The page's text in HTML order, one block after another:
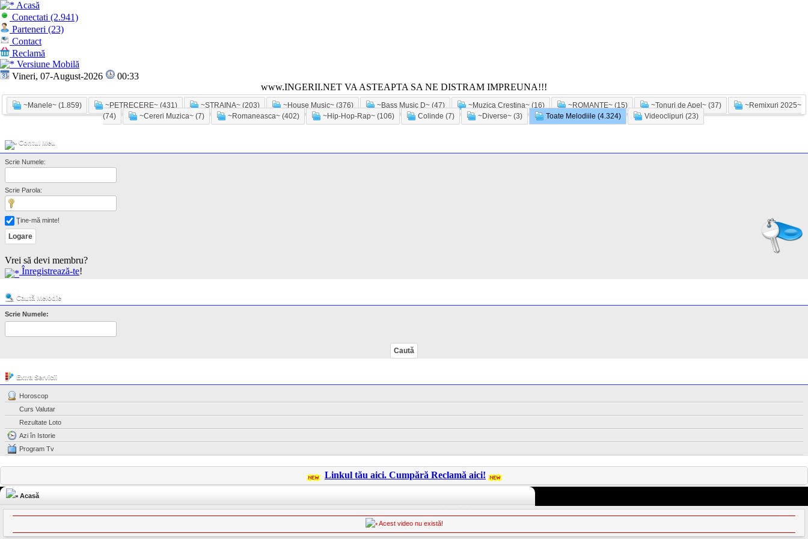
Acasă
Conectati (2.941)
Parteneri (23)
Contact
Reclamă
Versiune Mobilă
Vineri, 07-August-2026
00:33
www.INGERII.NET VA ASTEAPTA SA NE DISTRAM IMPREUNA!!!
~Manele~ (1.859) ~PETRECERE~ (431) ~STRAINA~ (203) ~House Music~ (376) ~Bass Music D~ (47) ~Muzica Crestina~ (16) ~ROMANTE~ (15) ~Tonuri de Apel~ (37)
~Remixuri 2025~
(74)
~Cereri Muzica~ (7) ~Romaneasca~ (402) ~Hip-Hop-Rap~ (106) Colinde (7) ~Diverse~ (3) Toate Melodiile (4.324) Videoclipuri (23)
Contul Meu
Scrie Numele:
Scrie Parola:
Ţine-mă minte!
Vrei să devi membru?
Înregistrează-te!
Caută Melodie
Scrie Numele:
Extra Servicii
Horoscop
Curs Valutar
Rezultate Loto
Azi în Istorie
Program Tv
Linkul tău aici. Cumpără Reclamă aici!
Acasă
Acest video nu există!